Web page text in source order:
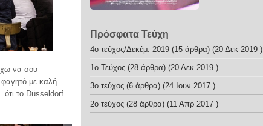
να σου
με καλή
ότι το Düsseldorf
Πρόσφατα Τεύχη
4o τεύχος/Δεκέμ. 2019 (15 άρθρα) (20 Δεκ 2019 )
1ο Τεύχος (28 άρθρα) (20 Δεκ 2019 )
3ο τεύχος (6 άρθρα) (24 Ιουν 2017 )
2o τεύχος (28 άρθρα) (11 Απρ 2017 )